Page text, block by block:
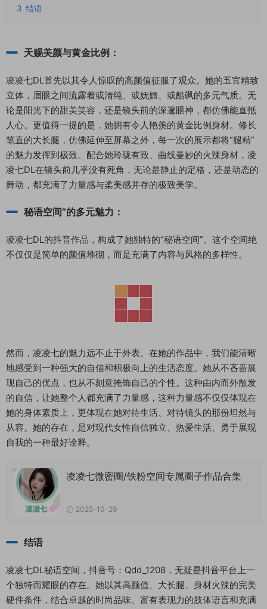
3 结语
天赐美颜与黄金比例：
凌凌七DL首先以其令人惊叹的高颜值征服了观众。她的五官精致
立体，眉眼之间流露着或清纯、或妩媚、或酷飒的多元气质。无
论是阳光下的甜美笑容，还是镜头前的深邃眼神，都仿佛能直抵
人心。更值得一提的是，她拥有令人艳羡的黄金比例身材。修长
笔直的大长腿，仿佛延伸至屏幕之外，每一次的展示都将“腿精”
的魅力发挥到极致。配合她玲珑有致、曲线曼妙的火辣身材，凌
凌七DL在镜头前几乎没有死角，无论是静止的定格，还是动态的
舞动，都充满了力量感与柔美感并存的极致美学。
秘语空间”的多元魅力：
凌凌七DL的抖音作品，构成了她独特的“秘语空间”。这个空间绝
不仅仅是简单的颜值堆砌，而是充满了内容与风格的多样性。
然而，凌凌七的魅力远不止于外表。在她的作品中，我们能清晰
地感受到一种强大的自信和积极向上的生活态度。她从不吝啬展
现自己的优点，也从不刻意掩饰自己的个性。这种由内而外散发
的自信，让她整个人都充满了力量感，这种力量感不仅仅体现在
她的身体素质上，更体现在她对待生活、对待镜头的那份坦然与
从容。她的存在，是对现代女性自信独立、热爱生活、勇于展现
自我的一种最好诠释。
凌凌七微密圈/铁粉空间专属圈子作品合集
2025-10-29
结语
凌凌七DL秘语空间，抖音号：Qdd_1208，无疑是抖音平台上一
个独特而耀眼的存在。她以其高颜值、大长腿、身材火辣的完美
硬件条件，结合卓越的时尚品味、富有表现力的肢体语言和充满